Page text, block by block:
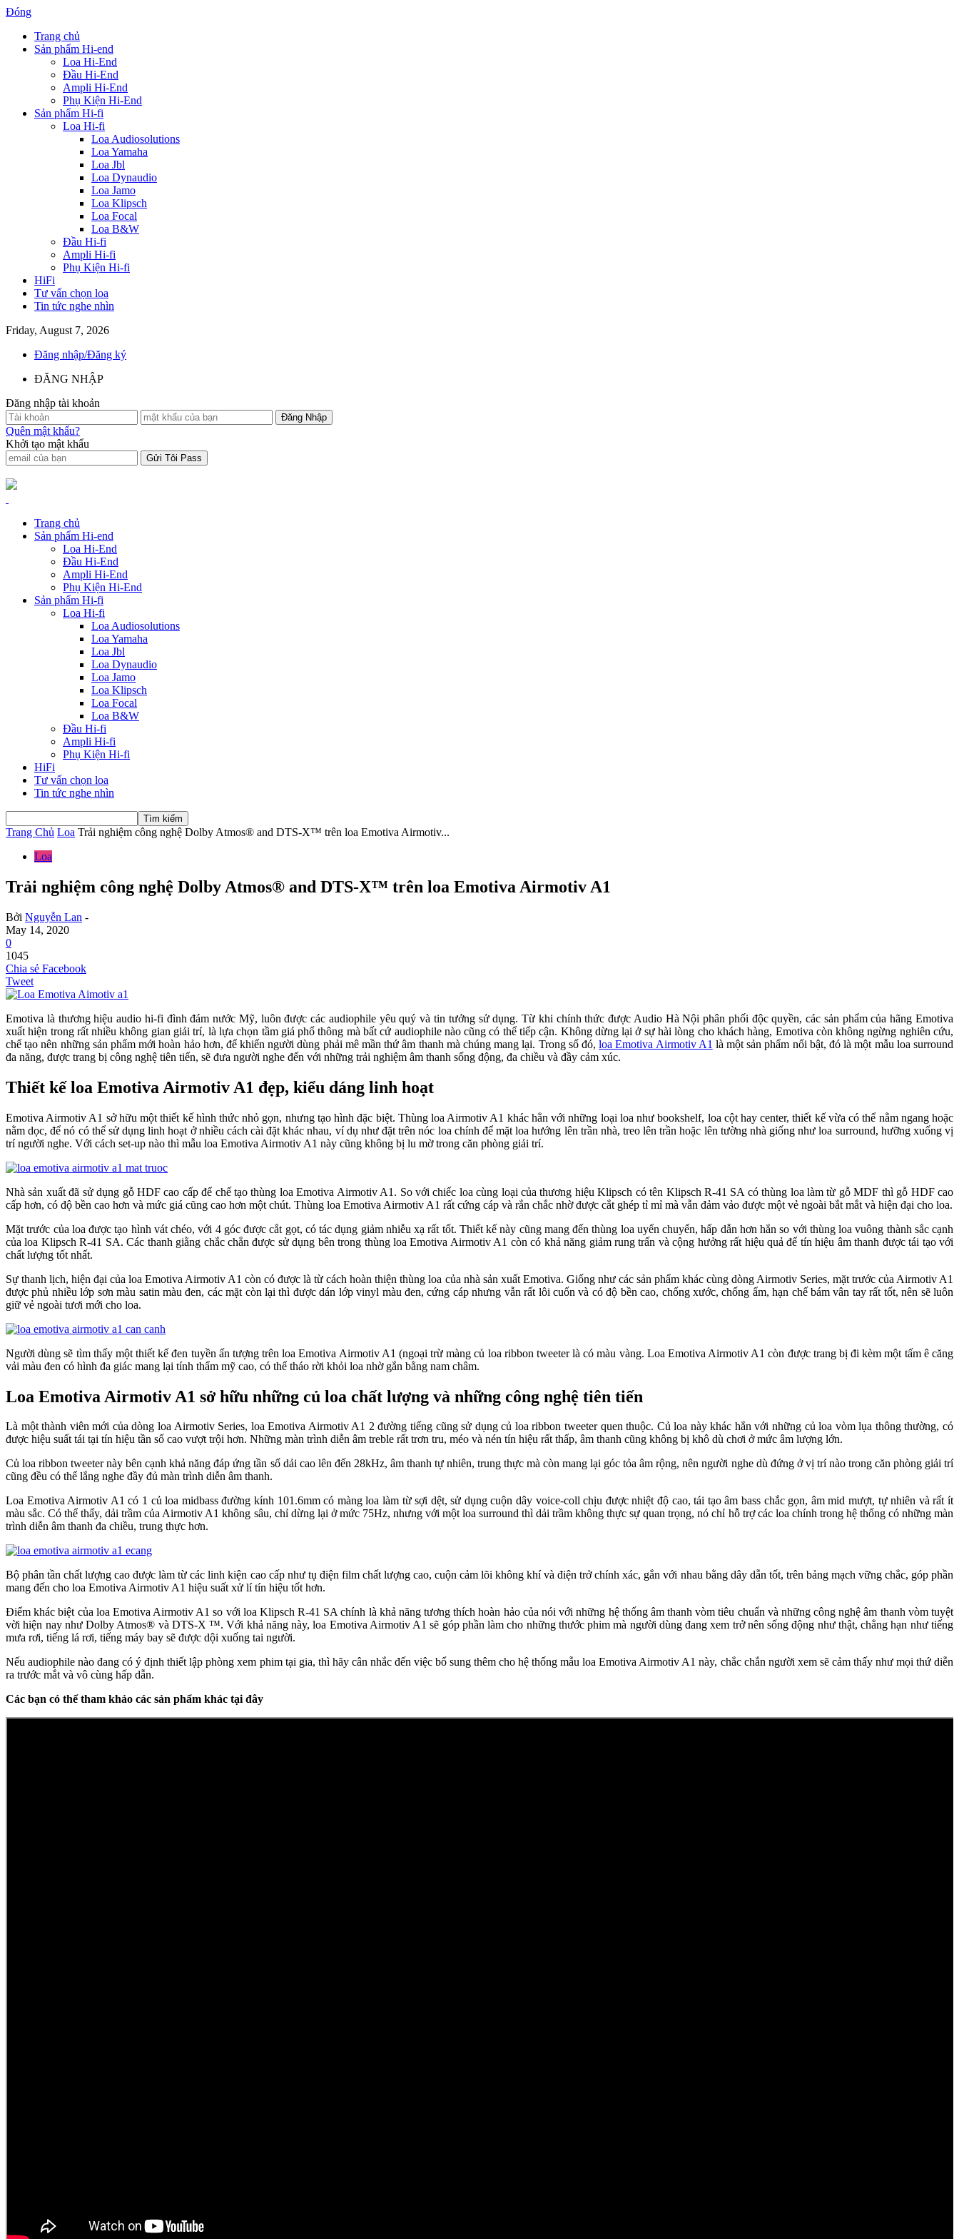
Đóng
Trang chủ
Sản phẩm Hi-end
Loa Hi-End
Đầu Hi-End
Ampli Hi-End
Phụ Kiện Hi-End
Sản phẩm Hi-fi
Loa Hi-fi
Loa Audiosolutions
Loa Yamaha
Loa Jbl
Loa Dynaudio
Loa Jamo
Loa Klipsch
Loa Focal
Loa B&W
Đầu Hi-fi
Ampli Hi-fi
Phụ Kiện Hi-fi
HiFi
Tư vấn chọn loa
Tin tức nghe nhìn
Friday, August 7, 2026
Đăng nhập/Đăng ký
ĐĂNG NHẬP
Đăng nhập tài khoản
Quên mật khẩu?
Khởi tạo mật khẩu
Trang chủ
Sản phẩm Hi-end
Loa Hi-End
Đầu Hi-End
Ampli Hi-End
Phụ Kiện Hi-End
Sản phẩm Hi-fi
Loa Hi-fi
Loa Audiosolutions
Loa Yamaha
Loa Jbl
Loa Dynaudio
Loa Jamo
Loa Klipsch
Loa Focal
Loa B&W
Đầu Hi-fi
Ampli Hi-fi
Phụ Kiện Hi-fi
HiFi
Tư vấn chọn loa
Tin tức nghe nhìn
Trang Chủ Loa Trải nghiệm công nghệ Dolby Atmos® and DTS-X™ trên loa Emotiva Airmotiv...
Loa
Trải nghiệm công nghệ Dolby Atmos® and DTS-X™ trên loa Emotiva Airmotiv A1
Bởi Nguyễn Lan -
May 14, 2020
0
1045
Chia sẻ Facebook
Tweet
Emotiva là thương hiệu audio hi-fi đình đám nước Mỹ, luôn được các audiophile yêu quý và tin tưởng sử dụng. Từ khi chính thức được Audio Hà Nội phân phối độc quyền, các sản phẩm của hãng Emotiva
xuất hiện trong rất nhiều không gian giải trí, là lựa chọn tầm giá phổ thông mà bất cứ audiophile nào cũng có thể tiếp cận. Không dừng lại ở sự hài lòng cho khách hàng, Emotiva còn không ngừng nghiên cứu,
chế tạo nên những sản phẩm mới hoàn hảo hơn, để khiến người dùng phải mê mần thứ âm thanh mà chúng mang lại. Trong số đó,loa Emotiva Airmotiv A1 là một sản phẩm nổi bật, đó là một mẫu loa surround
đa năng, được trang bị công nghệ tiên tiến, sẽ đưa người nghe đến với những trải nghiệm âm thanh sống động, đa chiều và đầy cảm xúc.
Thiết kế loa Emotiva Airmotiv A1 đẹp, kiểu dáng linh hoạt
Emotiva Airmotiv A1 sở hữu một thiết kế hình thức nhỏ gọn, nhưng tạo hình đặc biệt. Thùng loa Airmotiv A1 khác hẳn với những loại loa như bookshelf, loa cột hay center, thiết kế vừa có thể nằm ngang hoặc
nằm dọc, để nó có thể sử dụng linh hoạt ở nhiều cách cài đặt khác nhau, ví dụ như đặt trên nóc loa chính để mặt loa hướng lên trần nhà, treo lên trần hoặc lên tường nhà giống như loa surround, hưỡng xuống vị
trí người nghe. Với cách set-up nào thì mẫu loa Emotiva Airmotiv A1 này cũng không bị lu mờ trong căn phòng giải trí.
Nhà sản xuất đã sử dụng gỗ HDF cao cấp để chế tạo thùng loa Emotiva Airmotiv A1. So với chiếc loa cùng loại của thương hiệu Klipsch có tên Klipsch R-41 SA có thùng loa làm từ gỗ MDF thì gỗ HDF cao
cấp hơn, có độ bền cao hơn và mức giá cũng cao hơn một chút. Thùng loa Emotiva Airmotiv A1 rất cứng cáp và rắn chắc nhờ được cắt ghép tỉ mỉ mà vẫn đảm vảo được một vẻ ngoài bắt mắt và hiện đại cho loa.
Mặt trước của loa được tạo hình vát chéo, với 4 góc được cắt gọt, có tác dụng giảm nhiễu xạ rất tốt. Thiết kế này cũng mang đến thùng loa uyển chuyển, hấp dẫn hơn hẳn so với thùng loa vuông thành sắc cạnh
của loa Klipsch R-41 SA. Các thanh giằng chắc chắn được sử dụng bên trong thùng loa Emotiva Airmotiv A1 còn có khả năng giảm rung trấn và cộng hưởng rất hiệu quả để tín hiệu âm thanh được tái tạo với
chất lượng tốt nhất.
Sự thanh lịch, hiện đại của loa Emotiva Airmotiv A1 còn có được là từ cách hoàn thiện thùng loa của nhà sản xuất Emotiva. Giống như các sản phẩm khác cùng dòng Airmotiv Series, mặt trước của Airmotiv A1
được phủ nhiều lớp sơn màu satin màu đen, các mặt còn lại thì được dán lớp vinyl màu đen, cứng cáp nhưng vẫn rất lôi cuốn và có độ bền cao, chống xước, chống ẩm, hạn chế bám vân tay rất tốt, nên sẽ luôn
giữ vẻ ngoài tươi mới cho loa.
Người dùng sẽ tìm thấy một thiết kế đen tuyền ấn tượng trên loa Emotiva Airmotiv A1 (ngoại trừ màng củ loa ribbon tweeter là có màu vàng. Loa Emotiva Airmotiv A1 còn được trang bị đi kèm một tấm ê căng
vải màu đen có hình đa giác mang lại tính thẩm mỹ cao, có thể tháo rời khỏi loa nhờ gắn bằng nam châm.
Loa Emotiva Airmotiv A1 sở hữu những củ loa chất lượng và những công nghệ tiên tiến
Là một thành viên mới của dòng loa Airmotiv Series, loa Emotiva Airmotiv A1 2 đường tiếng cũng sử dụng củ loa ribbon tweeter quen thuộc. Củ loa này khác hẳn với những củ loa vòm lụa thông thường, có
được hiệu suất tái tại tín hiệu tần số cao vượt trội hơn. Những màn trình diễn âm treble rất trơn tru, méo và nén tín hiệu rất thấp, âm thanh cũng không bị khô dù chơi ở mức âm lượng lớn.
Củ loa ribbon tweeter này bên cạnh khả năng đáp ứng tần số dải cao lên đến 28kHz, âm thanh tự nhiên, trung thực mà còn mang lại góc tỏa âm rộng, nên người nghe dù đứng ở vị trí nào trong căn phòng giải trí
cũng đều có thể lắng nghe đầy đủ màn trình diễn âm thanh.
Loa Emotiva Airmotiv A1 có 1 củ loa midbass đường kính 101.6mm có màng loa làm từ sợi dệt, sử dụng cuộn dây voice-coll chịu được nhiệt độ cao, tái tạo âm bass chắc gọn, âm mid mượt, tự nhiên và rất ít
màu sắc. Có thể thấy, dải trầm của Airmotiv A1 không sâu, chỉ dừng lại ở mức 75Hz, nhưng với một loa surround thì dải trầm không thực sự quan trọng, nó chỉ hỗ trợ các loa chính trong hệ thống có những màn
trình diễn âm thanh đa chiều, trung thực hơn.
Bộ phân tần chất lượng cao được làm từ các linh kiện cao cấp như tụ điện film chất lượng cao, cuộn cảm lõi không khí và điện trở chính xác, gắn với nhau bằng dây dẫn tốt, trên bảng mạch vững chắc, góp phần
mang đến cho loa Emotiva Airmotiv A1 hiệu suất xử lí tín hiệu tốt hơn.
Điểm khác biệt của loa Emotiva Airmotiv A1 so với loa Klipsch R-41 SA chính là khả năng tương thích hoàn hảo của nói với những hệ thống âm thanh vòm tiêu chuẩn và những công nghệ âm thanh vòm tuyệt
vời hiện nay như Dolby Atmos® và DTS-X ™. Với khả năng này, loa Emotiva Airmotiv A1 sẽ góp phần làm cho những thước phim mà người dùng đang xem trở nên sống động như thật, chẳng hạn như tiếng
mưa rơi, tiếng lá rơi, tiếng máy bay sẽ được dội xuống tai người.
Nếu audiophile nào đang có ý định thiết lập phòng xem phim tại gia, thì hãy cân nhắc đến việc bổ sung thêm cho hệ thống mẫu loa Emotiva Airmotiv A1 này, chắc chắn người xem sẽ cảm thấy như mọi thứ diễn
ra trước mắt và vô cùng hấp dẫn.
Các bạn có thể tham khảo các sản phẩm khác tại đây